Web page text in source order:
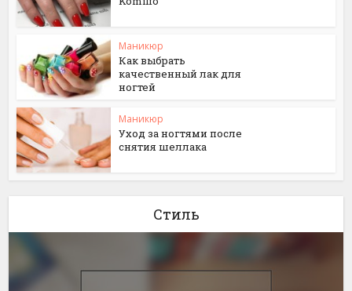
Маникюр
Как выбрать
качественный лак для
ногтей
Маникюр
Уход за ногтями после
снятия шеллака
Стиль